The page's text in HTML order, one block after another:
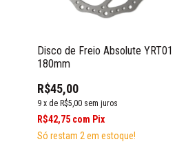
Disco de Freio Absolute YRT01
180mm
R$45,00
9 x de R$5,00 sem juros
R$42,75 com Pix
Só restam 2 em estoque!